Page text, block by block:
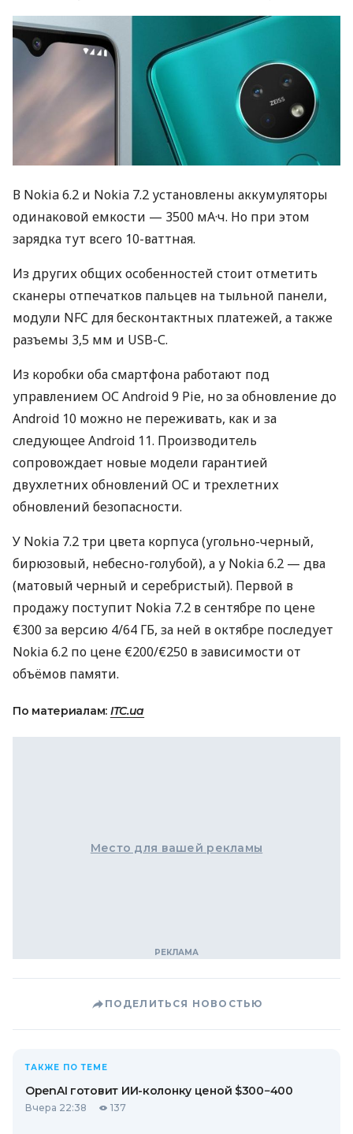
В Nokia 6.2 и Nokia 7.2 установлены аккумуляторы
одинаковой емкости — 3500 мА·ч. Но при этом
зарядка тут всего 10-ваттная.
Из других общих особенностей стоит отметить
сканеры отпечатков пальцев на тыльной панели,
модули NFC для бесконтактных платежей, а также
разъемы 3,5 мм и USB-С.
Из коробки оба смартфона работают под
управлением ОС Android 9 Pie, но за обновление до
Android 10 можно не переживать, как и за
следующее Android 11. Производитель
сопровождает новые модели гарантией
двухлетних обновлений ОС и трехлетних
обновлений безопасности.
У Nokia 7.2 три цвета корпуса (угольно-черный,
бирюзовый, небесно-голубой), а у Nokia 6.2 — два
(матовый черный и серебристый). Первой в
продажу поступит Nokia 7.2 в сентябре по цене
€300 за версию 4/64 ГБ, за ней в октябре последует
Nokia 6.2 по цене €200/€250 в зависимости от
объёмов памяти.
По материалам: ITC.ua
Место для вашей рекламы
ПОДЕЛИТЬСЯ НОВОСТЬЮ
ТАКЖЕ ПО ТЕМЕ
OpenAI готовит ИИ-колонку ценой $300−400
Вчера 22:38 137